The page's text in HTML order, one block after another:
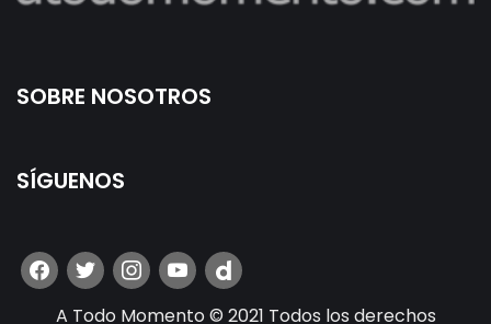
SOBRE NOSOTROS
SÍGUENOS
A Todo Momento © 2021 Todos los derechos